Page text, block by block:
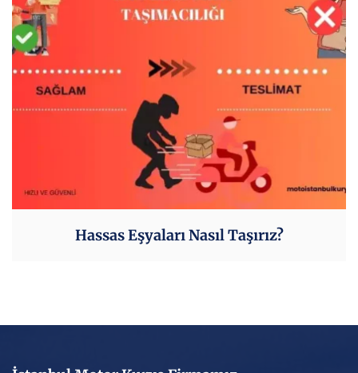
Hassas Eşyaları Nasıl Taşırız?